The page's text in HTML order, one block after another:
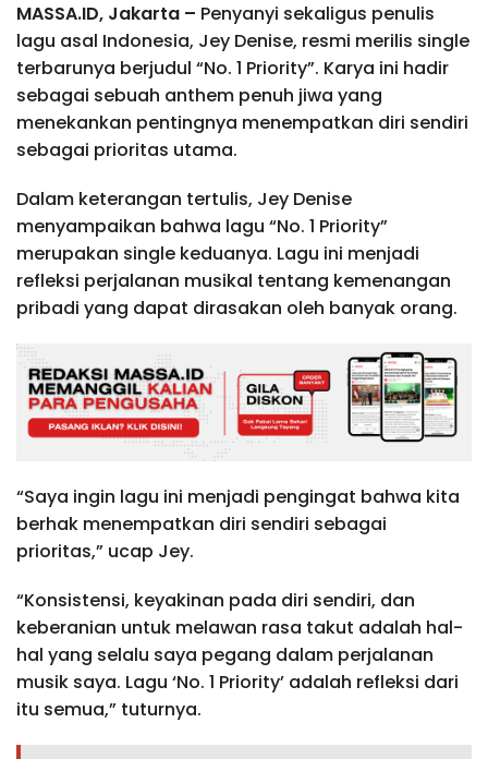
MASSA.ID, Jakarta – Penyanyi sekaligus penulis
lagu asal Indonesia, Jey Denise, resmi merilis single
terbarunya berjudul “No. 1 Priority”. Karya ini hadir
sebagai sebuah anthem penuh jiwa yang
menekankan pentingnya menempatkan diri sendiri
sebagai prioritas utama.
Dalam keterangan tertulis, Jey Denise
menyampaikan bahwa lagu “No. 1 Priority”
merupakan single keduanya. Lagu ini menjadi
refleksi perjalanan musikal tentang kemenangan
pribadi yang dapat dirasakan oleh banyak orang.
“Saya ingin lagu ini menjadi pengingat bahwa kita
berhak menempatkan diri sendiri sebagai
prioritas,” ucap Jey.
“Konsistensi, keyakinan pada diri sendiri, dan
keberanian untuk melawan rasa takut adalah hal-
hal yang selalu saya pegang dalam perjalanan
musik saya. Lagu ‘No. 1 Priority’ adalah refleksi dari
itu semua,” tuturnya.